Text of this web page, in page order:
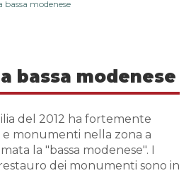
bassa modenese
bassa modenese
del 2012 ha fortemente
monumenti nella zona a
la "bassa modenese". I
dei monumenti sono in